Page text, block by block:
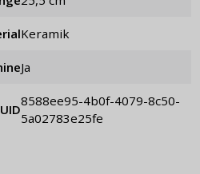
Keramik
Ja
8588ee95-4b0f-4079-8c50-
5a02783e25fe